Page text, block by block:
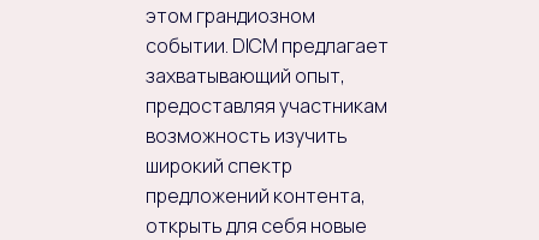
этом грандиозном
событии. DICM предлагает
захватывающий опыт,
предоставляя участникам
возможность изучить
широкий спектр
предложений контента,
открыть для себя новые